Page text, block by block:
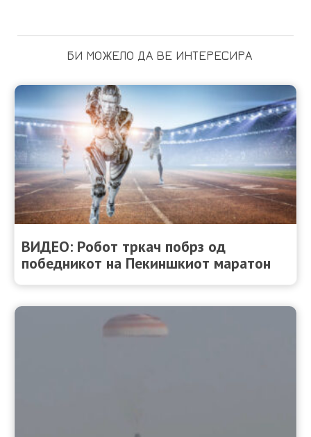
БИ МОЖЕЛО ДА ВЕ ИНТЕРЕСИРА
ВИДЕО: Робот тркач побрз од
победникот на Пекиншкиот маратон